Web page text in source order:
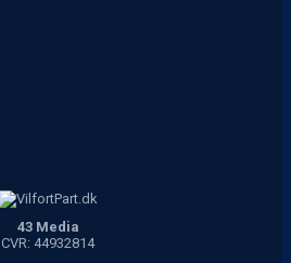
43 Media
CVR: 44932814